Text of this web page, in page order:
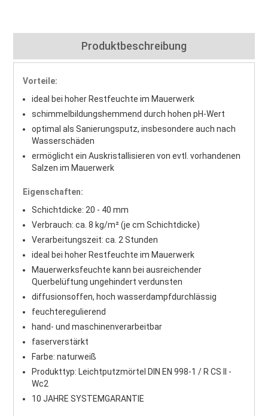
Produktbeschreibung
Vorteile:
ideal bei hoher Restfeuchte im Mauerwerk
schimmelbildungshemmend durch hohen pH-Wert
optimal als Sanierungsputz, insbesondere auch nach
Wasserschäden
ermöglicht ein Auskristallisieren von evtl. vorhandenen
Salzen im Mauerwerk
Eigenschaften:
Schichtdicke: 20 - 40 mm
Verbrauch: ca. 8 kg/m² (je cm Schichtdicke)
Verarbeitungszeit: ca. 2 Stunden
ideal bei hoher Restfeuchte im Mauerwerk
Mauerwerksfeuchte kann bei ausreichender
Querbelüftung ungehindert verdunsten
diffusionsoffen, hoch wasserdampfdurchlässig
feuchteregulierend
hand- und maschinenverarbeitbar
faserverstärkt
Farbe: naturweiß
Produkttyp: Leichtputzmörtel DIN EN 998-1 / R CS II -
Wc2
10 JAHRE SYSTEMGARANTIE